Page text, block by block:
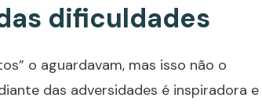
dificuldades
o aguardavam, mas isso não o
das adversidades é inspiradora e